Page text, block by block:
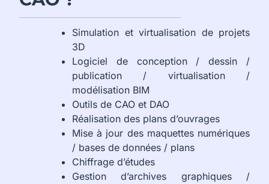
Simulation et virtualisation de projets
3D
Logiciel de conception / dessin /
publication / virtualisation /
modélisation BIM
Outils de CAO et DAO
Réalisation des plans d’ouvrages
Mise à jour des maquettes numériques
/ bases de données / plans
Chiffrage d’études
Gestion d’archives graphiques /